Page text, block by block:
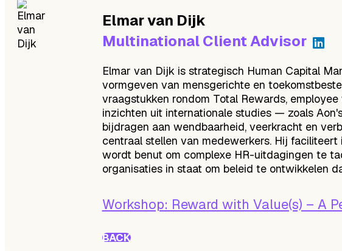
Elmarvan Dijk
Multinational Client Advisor
Elmar van Dijk is strategisch Human Capital
vormgeven van mensgerichte en
vraagstukken rondom Total Rewards,
inzichten uit internationale studies — zoals
bijdragen aan wendbaarheid, veerkracht en
centraal stellen van medewerkers. Hij
wordt benut om complexe HR-uitdagingen te
organisaties in staat om beleid te ontwikkelen
Workshop: Reward with Value(s) – A
BACK